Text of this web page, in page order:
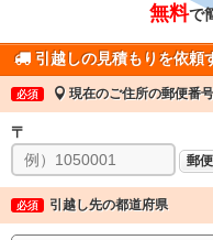
無料で
引越しの見積もりを依頼
必須 現在のご住所の郵便番
〒
郵
必須 引越し先の都道府県